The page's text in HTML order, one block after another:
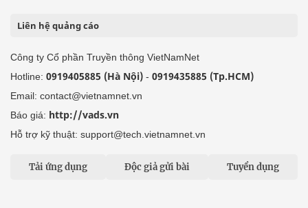
Liên hệ quảng cáo
Công ty Cổ phần Truyền thông VietNamNet
Hotline: 0919405885 (Hà Nội) - 0919435885 (Tp.HCM)
Email: contact@vietnamnet.vn
Báo giá: http://vads.vn
Hỗ trợ kỹ thuật: support@tech.vietnamnet.vn
Tải ứng dụng Độc giả gửi bài Tuyển dụng